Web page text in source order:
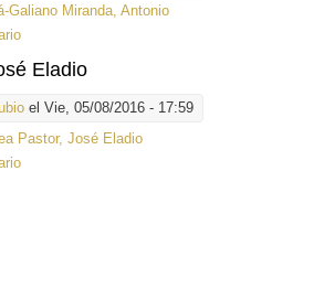
Galiano Miranda, Antonio
Eladio
el Vie, 05/08/2016 - 17:59
Pastor, José Eladio